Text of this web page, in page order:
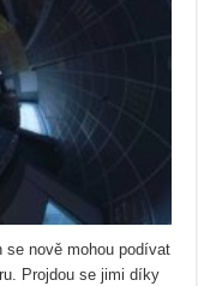
se nově mohou podívat
Projdou se jimi díky